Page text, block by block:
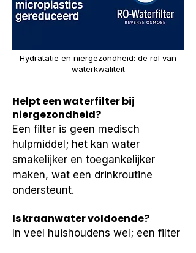
Hydratatie en niergezondheid: de rol van
waterkwaliteit
Helpt een waterfilter bij
niergezondheid?
Een filter is geen medisch
hulpmiddel; het kan water
smakelijker en toegankelijker
maken, wat een drinkroutine
ondersteunt.
Is kraanwater voldoende?
In veel huishoudens wel; een filter